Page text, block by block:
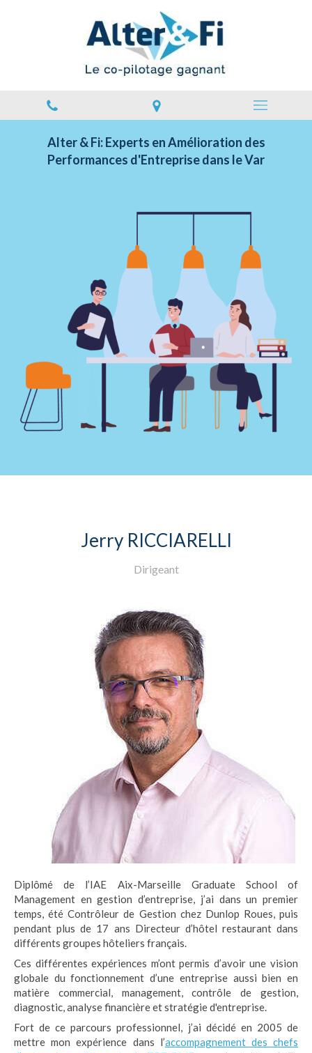
Alter & Fi: Experts en Amélioration des
Performances d'Entreprise dans le Var
Jerry RICCIARELLI
Dirigeant
Diplômé de l’IAE Aix-Marseille Graduate School of
Management en gestion d’entreprise, j’ai dans un premier
temps, été Contrôleur de Gestion chez Dunlop Roues, puis
pendant plus de 17 ans Directeur d’hôtel restaurant dans
différents groupes hôteliers français.
Ces différentes expériences m’ont permis d’avoir une vision
globale du fonctionnement d’une entreprise aussi bien en
matière commercial, management, contrôle de gestion,
diagnostic, analyse financière et stratégie d'entreprise.
Fort de ce parcours professionnel, j’ai décidé en 2005 de
mettre mon expérience dans l’accompagnement des chefs